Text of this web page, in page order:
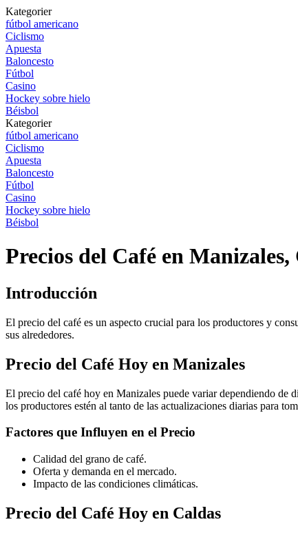
Kategorier
fútbol americano
Ciclismo
Apuesta
Baloncesto
Fútbol
Casino
Hockey sobre hielo
Béisbol
Kategorier
fútbol americano
Ciclismo
Apuesta
Baloncesto
Fútbol
Casino
Hockey sobre hielo
Béisbol
Precios del Café en
Introducción
El precio del café es un aspecto crucial para los productores y
sus alrededores.
Precio del Café Hoy en Manizales
El precio del café hoy en Manizales puede variar dependiendo de
los productores estén al tanto de las actualizaciones diarias para
Factores que Influyen en el Precio
Calidad del grano de café.
Oferta y demanda en el mercado.
Impacto de las condiciones climáticas.
Precio del Café Hoy en Caldas